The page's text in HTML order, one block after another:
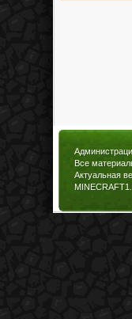
Все
Актуальная